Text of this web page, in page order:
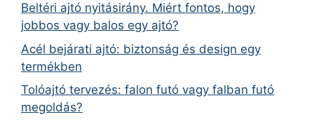
Beltéri ajtó nyitásirány. Miért fontos, hogy
jobbos vagy balos egy ajtó?
Acél bejárati ajtó: biztonság és design egy
termékben
Tolóajtó tervezés: falon futó vagy falban futó
megoldás?